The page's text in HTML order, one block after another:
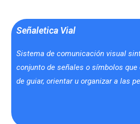
Señaletica Vial
Sistema de comunicación visual
conjunto de señales o símbolos
de guiar, orientar u organizar a las